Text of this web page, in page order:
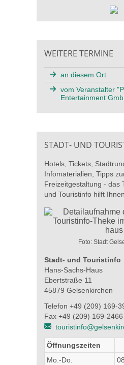
WEITERE TERMINE
an diesem Ort
vom Veranstalter
Entertainment
STADT- UND
Hotels, Tickets,
Infomaterialien, Tipps
Freizeitgestaltung - das
und Touristinfo hilft
Foto: Stadt
Stadt- und Touristinfo
Hans-Sachs-Haus
Ebertstraße 11
45879 Gelsenkirchen
Telefon +49 (209) 169-
Fax +49 (209) 169-2466
Öffnungszeiten
Mo.-Do.